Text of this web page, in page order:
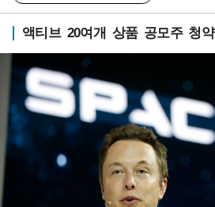
액티브 20여개 상품 공모주 청